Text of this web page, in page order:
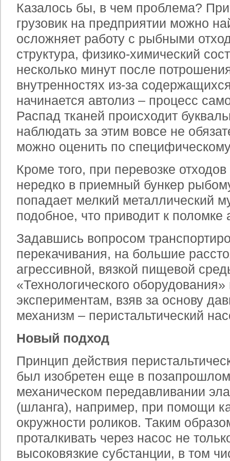
Казалось бы, в чем проблема?
грузовик на предприятии можно
осложняет работу с рыбными
структура, физико-химический
несколько минут после
внутренностях из-за
начинается автолиз – процесс
Распад тканей происходит
наблюдать за этим вовсе не
можно оценить по
Кроме того, при перевозке
нередко в приемный бункер
попадает мелкий металлический
подобное, что приводит к поломке
Задавшись вопросом
перекачивания, на большие
агрессивной, вязкой пищевой
«Технологического
экспериментам, взяв за основу
механизм – перистальтический
Новый подход
Принцип действия
был изобретен еще в
механическом передавливании
(шланга), например, при помощи
окружности роликов. Таким
проталкивать через насос не
высоковязкие субстанции, в том